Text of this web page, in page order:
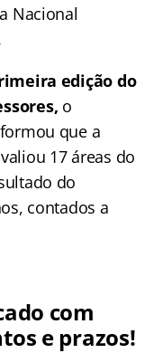
Nacional
edição do
o
que a
17 áreas do
do
contados a
com
e prazos!